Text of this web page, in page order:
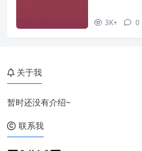
3K+ 0
关于我
暂时还没有介绍~
联系我